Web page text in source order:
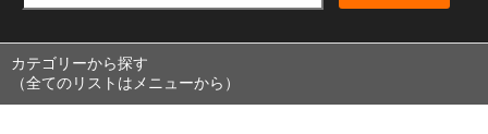
カテゴリーから探す
（全てのリストはメニューから）